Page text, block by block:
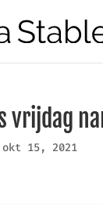
vrijdag
okt 15, 2021